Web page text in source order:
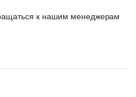
к нашим менеджерам